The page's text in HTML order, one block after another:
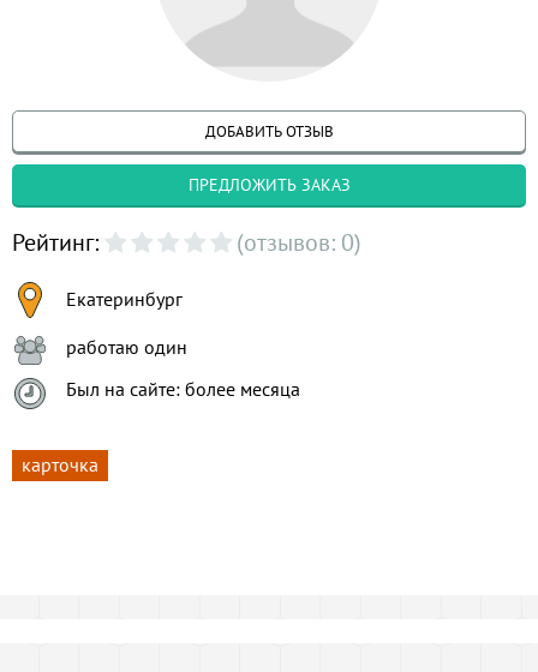
ДОБАВИТЬ ОТЗЫВ
ПРЕДЛОЖИТЬ ЗАКАЗ
Рейтинг: (отзывов: 0)
Екатеринбург
работаю один
Был на сайте: более месяца
карточка